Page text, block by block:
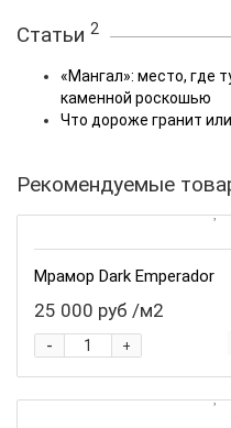
Статьи 2
«Мангал»: место, где
каменной роскошью
Что дороже гранит
Рекомендуемые
Мрамор Dark Emperador
25 000 руб /м2
+
-